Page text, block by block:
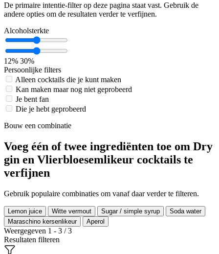
De primaire intentie-filter op deze pagina staat vast. Gebruik de
andere opties om de resultaten verder te verfijnen.
Alcoholsterkte
12% 30%
Persoonlijke filters
Alleen cocktails die je kunt maken
Kan maken maar nog niet geprobeerd
Je bent fan
Die je hebt geprobeerd
Bouw een combinatie
Voeg één of twee ingrediënten toe om Dry
gin en Vlierbloesemlikeur cocktails te
verfijnen
Gebruik populaire combinaties om vanaf daar verder te filteren.
Lemon juice Witte vermout Sugar / simple syrup
Soda water
Maraschino kersenlikeur
Aperol
Weergegeven 1 - 3 / 3
Resultaten filteren